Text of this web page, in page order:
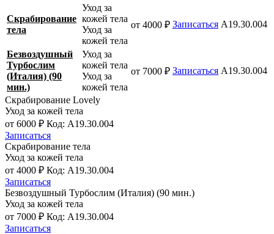
Скрабирование
тела
Уход за
кожей тела
Уход за
кожей тела
от 4000 ₽ Записаться A19.30.004
Безвоздушный
Турбослим
(Италия) (90
мин.)
Уход за
кожей тела
Уход за
кожей тела
от 7000 ₽ Записаться A19.30.004
Скрабирование Lоvely
Уход за кожей тела
от 6000 ₽ Код: A19.30.004
Записаться
Скрабирование тела
Уход за кожей тела
от 4000 ₽ Код: A19.30.004
Записаться
Безвоздушный Турбослим (Италия) (90 мин.)
Уход за кожей тела
от 7000 ₽ Код: A19.30.004
Записаться